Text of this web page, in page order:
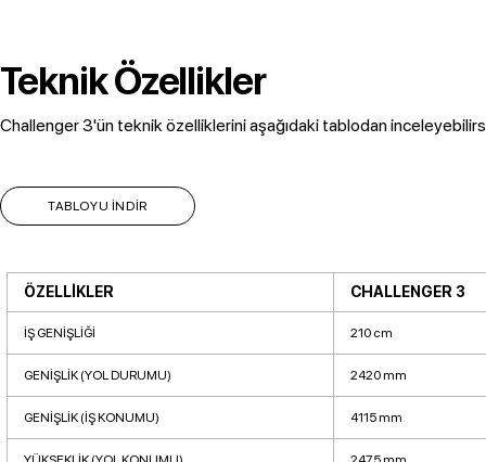
Teknik Özellikler
Challenger 3'ün teknik özelliklerini aşağıdaki tablodan
TABLOYU İNDİR
ÖZELLİKLER CHALLENGER 3
İŞ GENİŞLİĞİ 210 cm
GENİŞLİK (YOL DURUMU) 2420 mm
GENİŞLİK (İŞ KONUMU) 4115 mm